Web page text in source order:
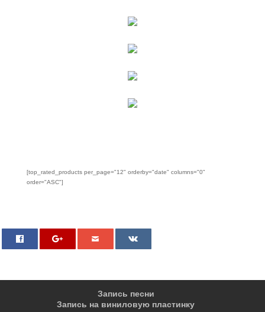
[top_rated_products per_page="12" orderby="date" columns="0"
order="ASC"]
Запись песни
Запись на виниловую пластинку